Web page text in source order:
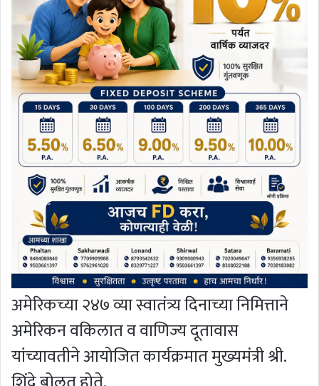
अमेरिकच्या २४७ व्या स्वातंत्र्य दिनाच्या निमित्ताने
अमेरिकन वकिलात व वाणिज्य दूतावास
यांच्यावतीने आयोजित कार्यक्रमात मुख्यमंत्री श्री.